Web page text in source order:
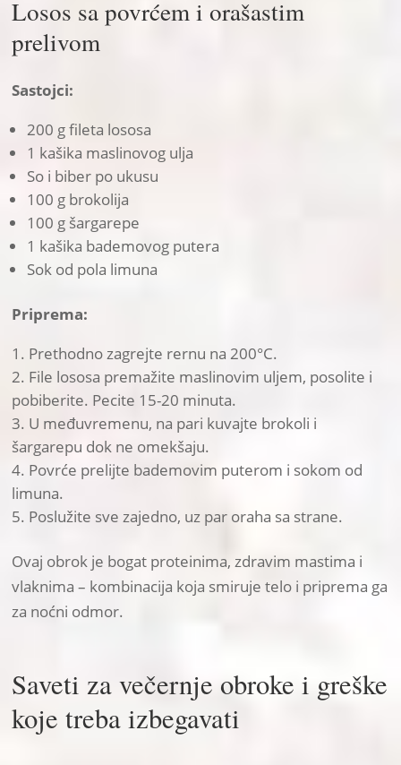
Losos sa povrćem i orašastim
prelivom
Sastojci:
200 g fileta lososa
1 kašika maslinovog ulja
So i biber po ukusu
100 g brokolija
100 g šargarepe
1 kašika bademovog putera
Sok od pola limuna
Priprema:
Prethodno zagrejte rernu na 200°C.
File lososa premažite maslinovim uljem, posolite i
pobiberite. Pecite 15-20 minuta.
U međuvremenu, na pari kuvajte brokoli i
šargarepu dok ne omekšaju.
Povrće prelijte bademovim puterom i sokom od
limuna.
Poslužite sve zajedno, uz par oraha sa strane.
Ovaj obrok je bogat proteinima, zdravim mastima i
vlaknima – kombinacija koja smiruje telo i priprema ga
za noćni odmor.
Saveti za večernje obroke i greške
koje treba izbegavati